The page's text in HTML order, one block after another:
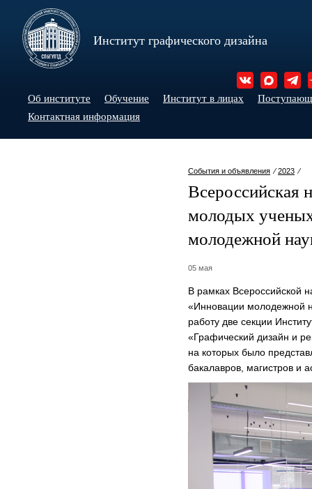
Институт графического дизайна
Об институте Обучение Институт в лицах
Контактная информация
События и объявления ⁄2023 ⁄
Всероссийская
молодых
молодежной
05 мая
В рамках Всероссийской
«Инновации молодежной
работу две секции
«Графический дизайн и
на которых было
бакалавров, магистров и